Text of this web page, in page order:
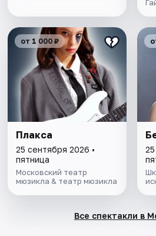
от 1 000 ₽
Плакса
25 сентября 2026 •
пятница
Московский театр
мюзикла & театр мюзикла
Все спектакли в